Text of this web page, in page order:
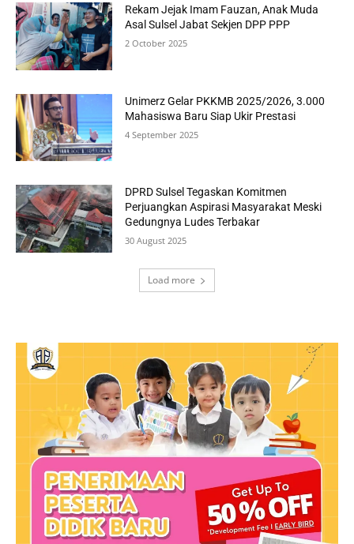
Rekam Jejak Imam Fauzan, Anak Muda
Asal Sulsel Jabat Sekjen DPP PPP
2 October 2025
Unimerz Gelar PKKMB 2025/2026, 3.000
Mahasiswa Baru Siap Ukir Prestasi
4 September 2025
DPRD Sulsel Tegaskan Komitmen
Perjuangkan Aspirasi Masyarakat Meski
Gedungnya Ludes Terbakar
30 August 2025
Load more